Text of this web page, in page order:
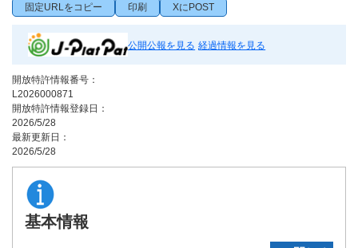
固定URLをコピー 印刷 XにPOST
公開公報を見る 経過情報を見る
開放特許情報番号：
L2026000871
開放特許情報登録日：
2026/5/28
最新更新日：
2026/5/28
基本情報